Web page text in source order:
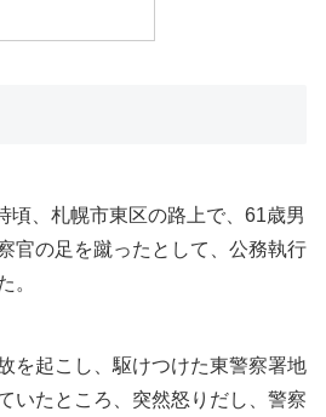
頃、札幌市東区の路上で、61歳男
官の足を蹴ったとして、公務執行
。
を起こし、駆けつけた東警察署地
いたところ、突然怒りだし、警察